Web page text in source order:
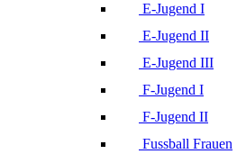
E-Jugend I
E-Jugend II
E-Jugend III
F-Jugend I
F-Jugend II
Fussball Frauen